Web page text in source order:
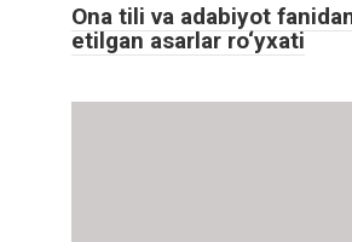
Ona tili va adabiyot
etilgan asarlar ro‘yxati